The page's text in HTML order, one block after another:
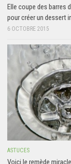
Elle coupe des barres
pour créer un dessert
6 OCTOBRE 2015
ASTUCES
Voici le remède